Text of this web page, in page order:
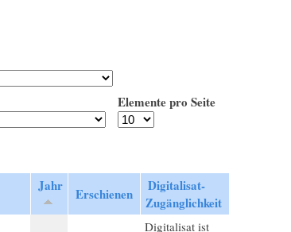
Elemente pro Seite
Jahr Erschienen
Digitalisat-
Zugänglichkeit
Digitalisat ist